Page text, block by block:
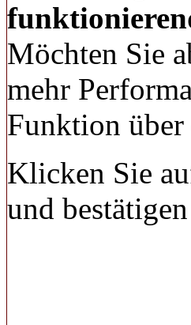
Möchten Sie
mehr
Funktion
Klicken Sie
und